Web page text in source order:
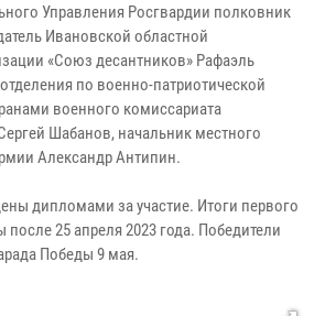
Управления Росгвардии полковник
Ивановской областной
«Союз десантников» Рафаэль
по военно-патриотической
военного комиссариата
Шабанов, начальник местного
Александр Антипин.
дипломами за участие. Итоги первого
после 25 апреля 2023 года. Победители
Победы 9 мая.